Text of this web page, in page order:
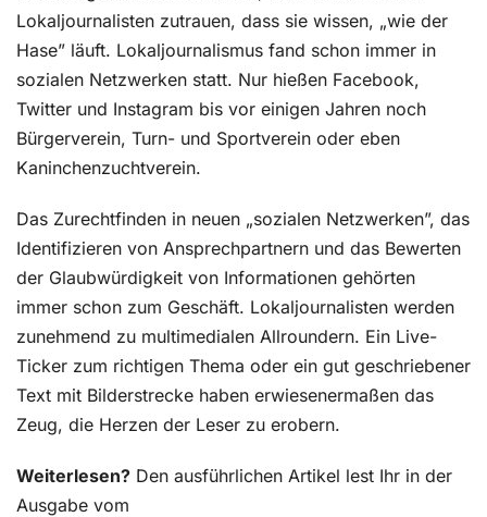
Lokaljournalisten zutrauen, dass sie wissen, „wie der
Hase” läuft. Lokaljournalismus fand schon immer in
sozialen Netzwerken statt. Nur hießen Facebook,
Twitter und Instagram bis vor einigen Jahren noch
Bürgerverein, Turn- und Sportverein oder eben
Kaninchenzuchtverein.
Das Zurechtfinden in neuen „sozialen Netzwerken”, das
Identifizieren von Ansprechpartnern und das Bewerten
der Glaubwürdigkeit von Informationen gehörten
immer schon zum Geschäft. Lokaljournalisten werden
zunehmend zu multimedialen Allroundern. Ein Live-
Ticker zum richtigen Thema oder ein gut geschriebener
Text mit Bilderstrecke haben erwiesenermaßen das
Zeug, die Herzen der Leser zu erobern.
Weiterlesen? Den ausführlichen Artikel lest Ihr in der
Ausgabe vom